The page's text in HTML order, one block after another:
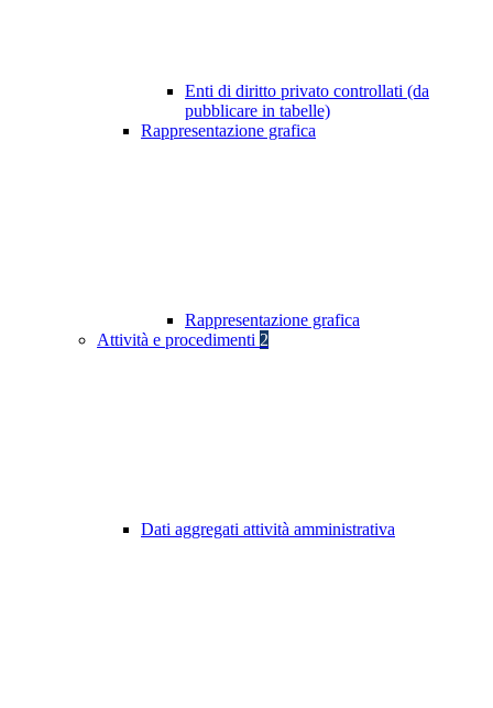
Enti di diritto privato controllati (da
pubblicare in tabelle)
Rappresentazione grafica
Rappresentazione grafica
Attività e procedimenti 2
Dati aggregati attività amministrativa